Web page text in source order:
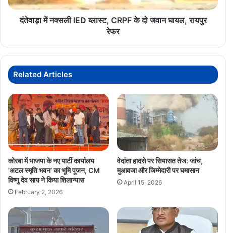
जवान
घायल,दंतेवाड़ा में नक्सली IED ब्लास्ट, CRPF के दो जवान घायल, रायपुर
रेफर
Related Articles
कोरबा में भाजपा के नए पार्टी कार्यालय
‘अटल स्मृति भवन’ का भूमि पूजन, CM
विष्णु देव साय ने किया शिलान्यास
February 2, 2026
वेदांता हादसे पर सियासत तेज: जांच,
मुआवजा और जिम्मेदारी पर घमासान
April 15, 2026